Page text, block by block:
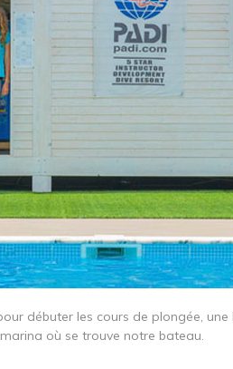
débuter les cours de plongée,
où se trouve notre bateau.